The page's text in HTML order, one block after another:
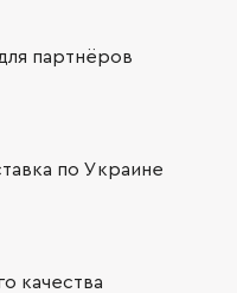
партнёров
по Украине
качества